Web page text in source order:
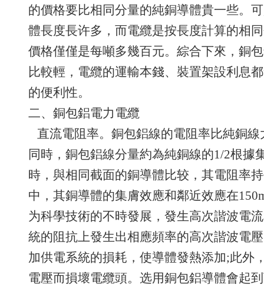
的價格要比相同分量的純銅導體貴一些。
體長度長许多，而電纜是按長度計算的相
價格僅僅是每噸多幾百元。綜合下來，銅
比較輕，電纜的運輸本錢、裝置架設利息
的便利性。
二、銅包鋁電力電纜
直流電阻率。銅包鋁線的電阻率比純銅
同時，銅包鋁線分量約為純銅線的1/2根據
時，與相同截面的銅導體比较，其電阻率
中，其銅導體的集膚效應和鄰近效應在
为科學技術的不時發展，發生高次諧波電
統的阻抗上發生出相應頻率的高次諧波電
加供電系統的損耗，使導體發熱添加;此外
電壓而損壞電纜頭。选用銅包鋁導體會起